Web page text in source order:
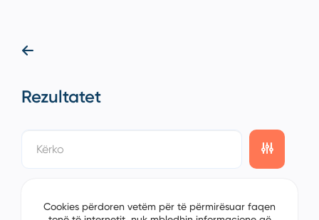
Rezultatet
Cookies përdoren vetëm për të përmirësuar faqen